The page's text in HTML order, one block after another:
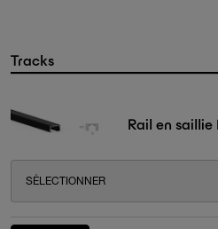
Tracks
Rail en saillie
SÉLECTIONNER